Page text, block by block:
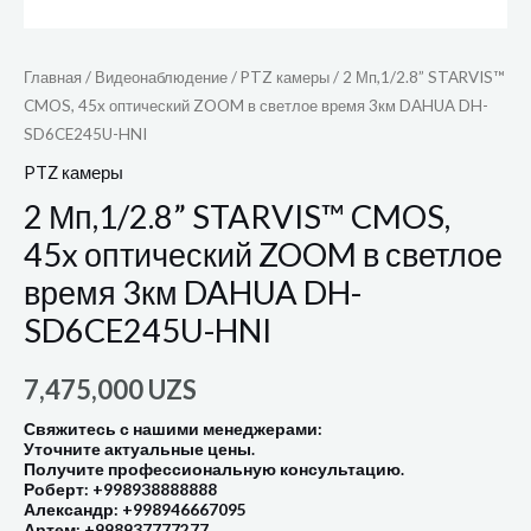
Главная / Видеонаблюдение/PTZ камеры/ 2 Мп,1/2.8” STARVIS™
CMOS, 45x оптический ZOOM в светлое время 3км DAHUA DH-
SD6CE245U-HNI
PTZ камеры
2 Мп,1/2.8” STARVIS™ CMOS,
45x оптический ZOOM в светлое
время 3км DAHUA DH-
SD6CE245U-HNI
7,475,000UZS
Свяжитесь с нашими менеджерами:
Уточните актуальные цены.
Получите профессиональную консультацию.
Роберт: +998938888888
Александр: +998946667095